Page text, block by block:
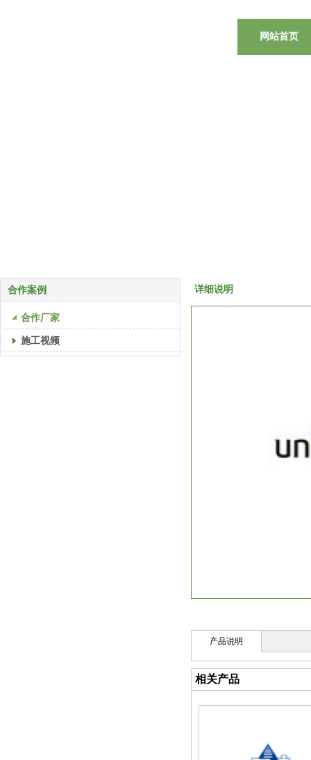
网站首页
合作案例
合作厂家
施工视频
详细说明
产品说明
相关产品